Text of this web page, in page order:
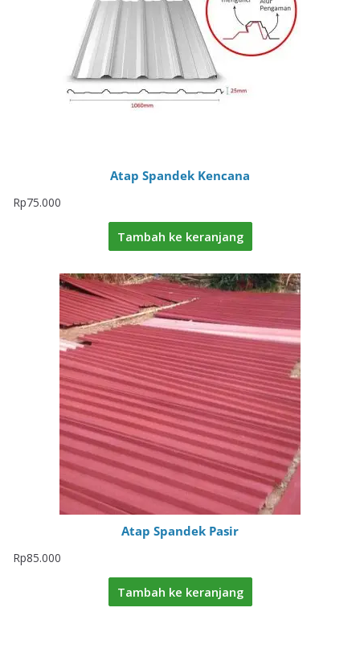
Atap Spandek Kencana
Rp75.000
Tambah ke keranjang
Atap Spandek Pasir
Rp85.000
Tambah ke keranjang